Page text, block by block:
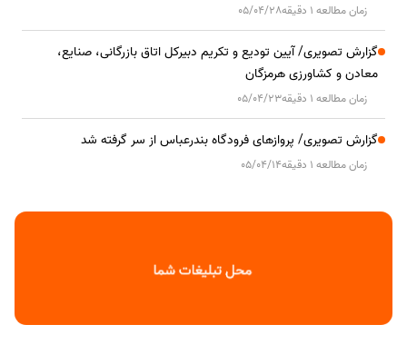
زمان مطالعه 1 دقیقه 05/04/28
گزارش تصویری/ آیین تودیع و تکریم دبیرکل اتاق بازرگانی، صنایع،
معادن و کشاورزی هرمزگان
زمان مطالعه 1 دقیقه 05/04/23
گزارش تصویری/ پروازهای فرودگاه بندرعباس از سر گرفته شد
زمان مطالعه 1 دقیقه 05/04/14